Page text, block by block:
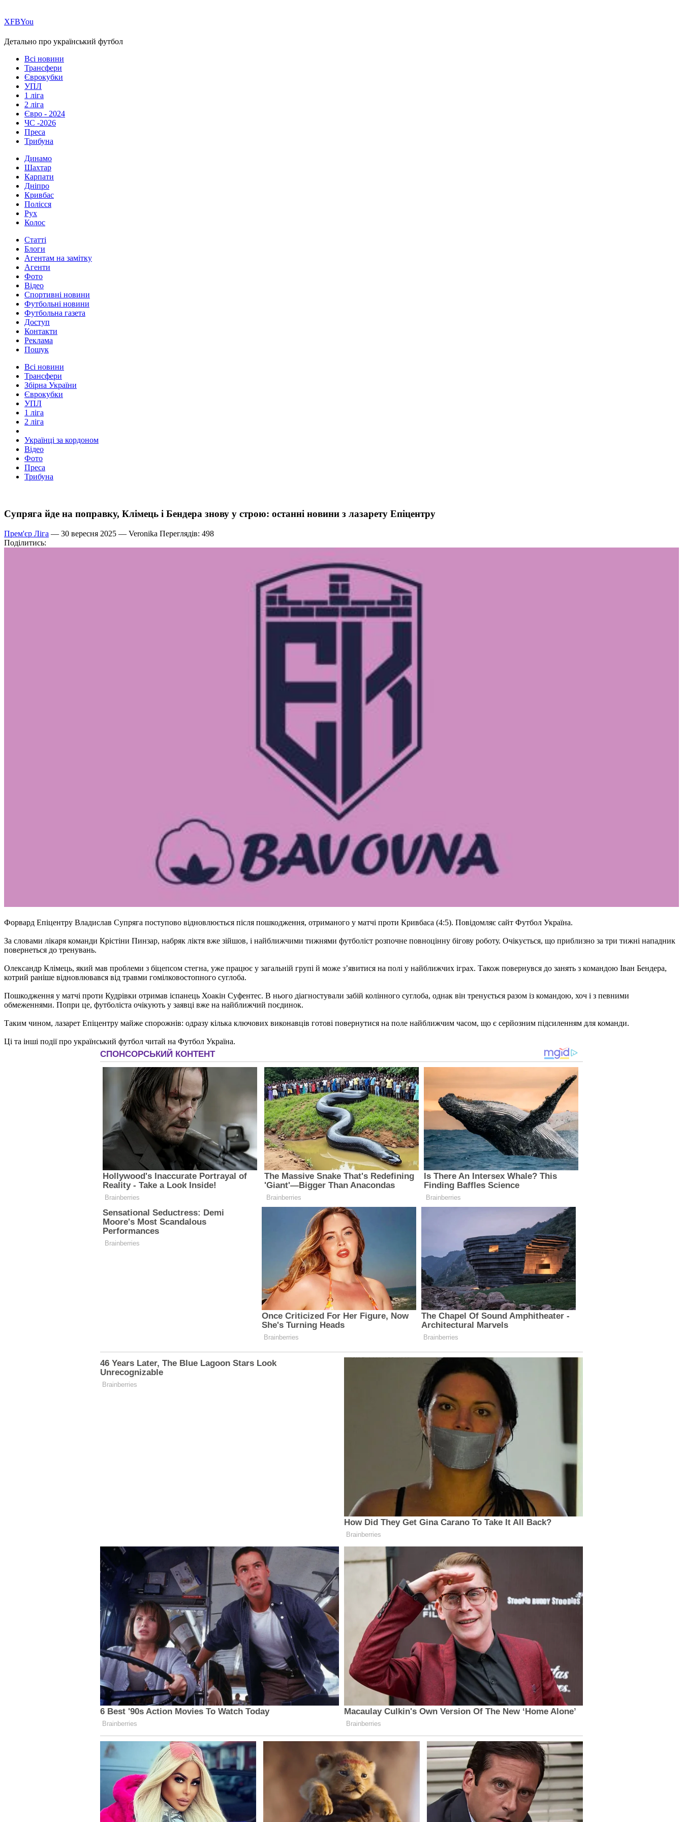
ХFBYou
Детально про український футбол
Всі новини
Трансфери
Єврокубки
УПЛ
1 ліга
2 ліга
Євро - 2024
ЧС -2026
Преса
Трибуна
Динамо
Шахтар
Карпати
Дніпро
Кривбас
Полісся
Рух
Колос
Статті
Блоги
Агентам на замітку
Агенти
Фото
Відео
Спортивні новини
Футбольні новини
Футбольна газета
Доступ
Контакти
Реклама
Пошук
Всі новини
Трансфери
Збірна України
Єврокубки
УПЛ
1 ліга
2 ліга
Українці за кордоном
Відео
Фото
Преса
Трибуна
Супряга йде на поправку, Клімець і Бендера знову у строю: останні новини з лазарету Епіцентру
Прем'єр Ліга — 30 вересня 2025 — Veronika Переглядів: 498
Поділитись:
Форвард Епіцентру Владислав Супряга поступово відновлюється після пошкодження, отриманого у матчі проти Кривбаса (4:5). Повідомляє сайт Футбол Україна.
За словами лікаря команди Крістіни Пинзар, набряк ліктя вже зійшов, і найближчими тижнями футболіст розпочне повноцінну бігову роботу. Очікується, що приблизно за три тижні нападник
повернеться до тренувань.
Олександр Клімець, який мав проблеми з біцепсом стегна, уже працює у загальній групі й може з’явитися на полі у найближчих іграх. Також повернувся до занять з командою Іван Бендера,
котрий раніше відновлювався від травми гомілковостопного суглоба.
Пошкодження у матчі проти Кудрівки отримав іспанець Хоакін Суфентес. В нього діагностували забій колінного суглоба, однак він тренується разом із командою, хоч і з певними
обмеженнями. Попри це, футболіста очікують у заявці вже на найближчий поєдинок.
Таким чином, лазарет Епіцентру майже спорожнів: одразу кілька ключових виконавців готові повернутися на поле найближчим часом, що є серйозним підсиленням для команди.
Ці та інші події про український футбол читай на Футбол Україна.